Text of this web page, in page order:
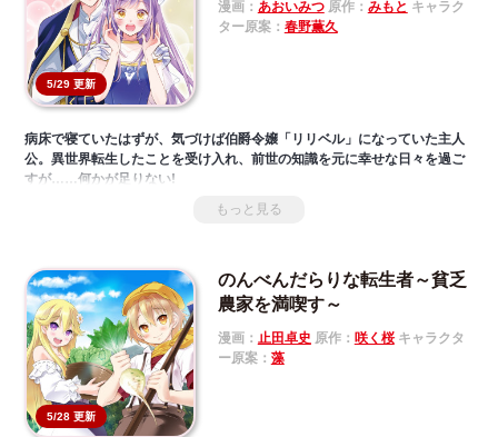
5/29 更新
漫画： あおいみつ原作： みもと キャラク
ター原案： 春野薫久
病床で寝ていたはずが、気づけば伯爵令嬢「リリベル」になっていた主人
公。異世界転生したことを受け入れ、前世の知識を元に幸せな日々を過ご
すが……何かが足りない!
しかしとあるお茶会に参加し、その声を聞いた瞬間わかったーー
「ここは前世で一番やりこんだ乙女ゲームの世界! そしてその声は、私の最
あることも同時に理解。これからアレン様の成長をモブとして見守れるな
んて……! と思っていたら、アレン様から婚約を申し込まれてーー!?推し愛
が強すぎるヲタ令嬢×クールなはずの最推しの、溺愛推し活ラブコメ!
原作：『異世界転生したらモブだったので、推しの声を堪能したいと思い
ます』（Ｍノベルスｆ）
もっと見る
5/28 更新
のんべんだらりな転生者～貧乏
農家を満喫す～
漫画： 止田卓史 原作： 咲く桜キャラクタ
ー原案： 藻